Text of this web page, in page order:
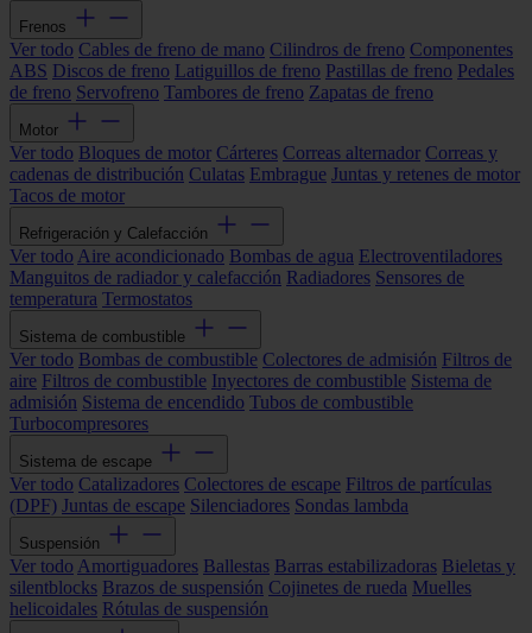
Frenos
Ver todo Cables de freno de mano Cilindros de freno Componentes
ABS Discos de freno Latiguillos de freno Pastillas de freno Pedales
de freno Servofreno Tambores de freno Zapatas de freno
Motor
Ver todo Bloques de motor Cárteres Correas alternador Correas y
cadenas de distribución Culatas Embrague Juntas y retenes de motor
Tacos de motor
Refrigeración y Calefacción
Ver todo Aire acondicionado Bombas de agua Electroventiladores
Manguitos de radiador y calefacción Radiadores Sensores de
temperatura Termostatos
Sistema de combustible
Ver todo Bombas de combustible Colectores de admisión Filtros de
aire Filtros de combustible Inyectores de combustible Sistema de
admisión Sistema de encendido Tubos de combustible
Turbocompresores
Sistema de escape
Ver todo Catalizadores Colectores de escape Filtros de partículas
(DPF) Juntas de escape Silenciadores Sondas lambda
Suspensión
Ver todo Amortiguadores Ballestas Barras estabilizadoras Bieletas y
silentblocks Brazos de suspensión Cojinetes de rueda Muelles
helicoidales Rótulas de suspensión